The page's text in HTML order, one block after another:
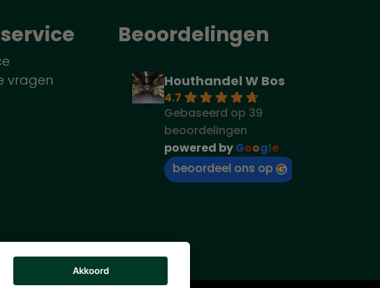
vragen
Beoordelingen
Houthandel W Bos
4.7
Gebaseerd op 39
beoordelingen
powered byGoogle
beoordeel ons op
Akkoord